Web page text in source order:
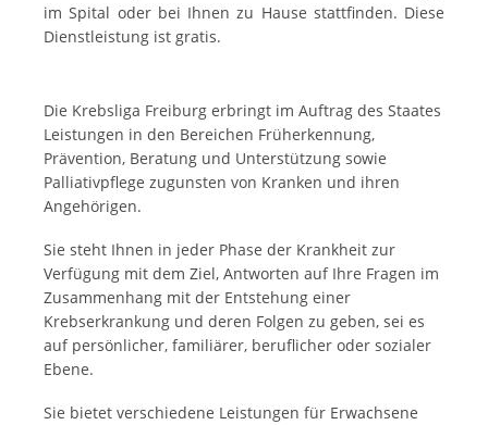
im Spital oder bei Ihnen zu Hause stattfinden. Diese
Dienstleistung ist gratis.
Die Krebsliga Freiburg erbringt im Auftrag des Staates
Leistungen in den Bereichen Früherkennung,
Prävention, Beratung und Unterstützung sowie
Palliativpflege zugunsten von Kranken und ihren
Angehörigen.
Sie steht Ihnen in jeder Phase der Krankheit zur
Verfügung mit dem Ziel, Antworten auf Ihre Fragen im
Zusammenhang mit der Entstehung einer
Krebserkrankung und deren Folgen zu geben, sei es
auf persönlicher, familiärer, beruflicher oder sozialer
Ebene.
Sie bietet verschiedene Leistungen für Erwachsene